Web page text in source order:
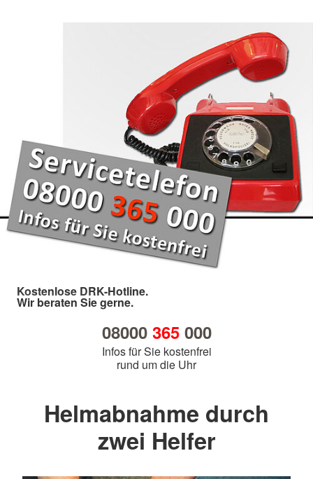
Kostenlose DRK-Hotline.
Wir beraten Sie gerne.
08000 365000
Infos für Sie kostenfrei
rund um die Uhr
Helmabnahme durch
zwei Helfer